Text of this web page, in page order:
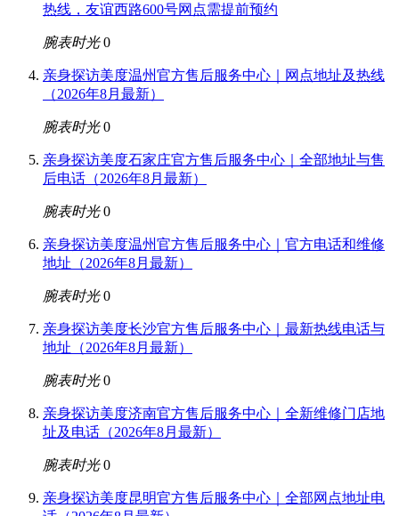
热线，友谊西路600号网点需提前预约
腕表时光 0
亲身探访美度温州官方售后服务中心｜网点地址及热线
（2026年8月最新）
腕表时光 0
亲身探访美度石家庄官方售后服务中心｜全部地址与售
后电话（2026年8月最新）
腕表时光 0
亲身探访美度温州官方售后服务中心｜官方电话和维修
地址（2026年8月最新）
腕表时光 0
亲身探访美度长沙官方售后服务中心｜最新热线电话与
地址（2026年8月最新）
腕表时光 0
亲身探访美度济南官方售后服务中心｜全新维修门店地
址及电话（2026年8月最新）
腕表时光 0
亲身探访美度昆明官方售后服务中心｜全部网点地址电